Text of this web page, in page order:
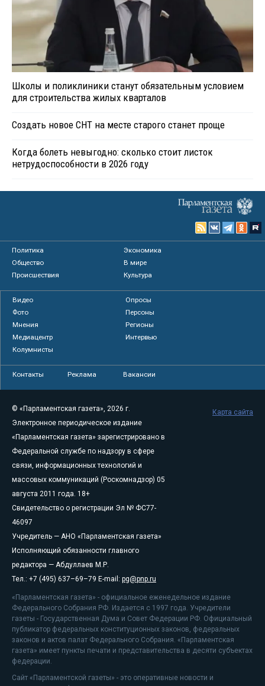
Школы и поликлиники станут обязательным условием
для строительства жилых кварталов
Создать новое СНТ на месте старого станет проще
Когда болеть невыгодно: сколько стоит листок
нетрудоспособности в 2026 году
Политика
Экономика
Общество
В мире
Происшествия
Культура
Видео
Опросы
Фото
Персоны
Мнения
Регионы
Медиацентр
Интервью
Колумнисты
Контакты Реклама Вакансии
© «Парламентская газета», 2026 г.
Электронное периодическое издание
«Парламентская газета» зарегистрировано в
Федеральной службе по надзору в сфере
связи, информационных технологий и
массовых коммуникаций (Роскомнадзор) 05
августа 2011 года. 18+
Свидетельство о регистрации Эл № ФС77-
46097
Учредитель — АНО «Парламентская газета»
Исполняющий обязанности главного
редактора — Абдуллаев М.Р.
Тел.: +7 (495) 637–69–79 E-mail: pg@pnp.ru
«Парламентская газета» - официальное еженедельное издание
Федерального Собрания РФ. Издается с 1997 года. Учредители
газеты - Государственная Дума и Совет Федерации РФ. Официальный
публикатор федеральных конституционных законов, федеральных
законов и актов палат Федерального Собрания. «Парламентская
газета» имеет пункты печати и представительства в десяти субъектах
федерации.
Сайт «Парламентской газеты» - это оперативные новости и
Карта сайта